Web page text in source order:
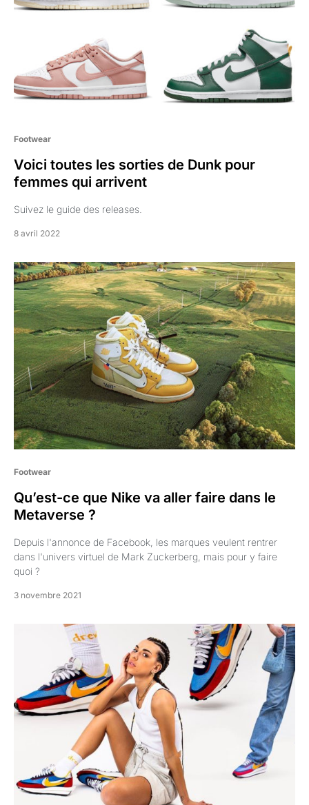
Footwear
Voici toutes les sorties de Dunk pour
femmes qui arrivent
Suivez le guide des releases.
8 avril 2022
Footwear
Qu’est-ce que Nike va aller faire dans le
Metaverse ?
Depuis l'annonce de Facebook, les marques veulent rentrer
dans l'univers virtuel de Mark Zuckerberg, mais pour y faire
quoi ?
3 novembre 2021